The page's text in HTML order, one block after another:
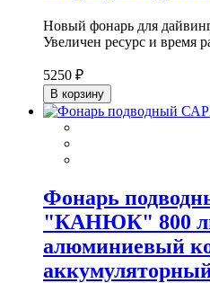
Новый фонарь для
Увеличен ресурс и время
5250 ₽
В корзину
Фонарь
"КАНЮК" 800
алюминиевый